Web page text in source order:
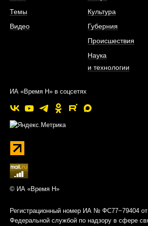
Темы
Видео
Культура
Губерния
Происшествия
Наука
и технологии
ИА «Время Н» в соцсетях
© ИА «Время Н»
Регистрационный номер ИА № ФС77−79404 от
Федеральной службой по надзору в сфере